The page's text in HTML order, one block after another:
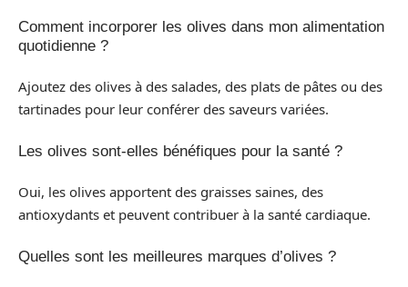
Comment incorporer les olives dans mon alimentation
quotidienne ?
Ajoutez des olives à des salades, des plats de pâtes ou des
tartinades pour leur conférer des saveurs variées.
Les olives sont-elles bénéfiques pour la santé ?
Oui, les olives apportent des graisses saines, des
antioxydants et peuvent contribuer à la santé cardiaque.
Quelles sont les meilleures marques d’olives ?